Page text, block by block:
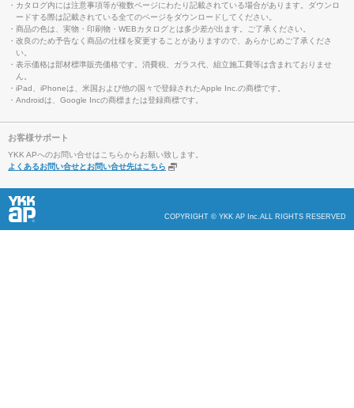
・カタログ内には注意事項等が複数ページにわたり記載されている場合があります。ダウンロ
ードする際は記載されている全てのページをダウンロードしてください。
・商品の色は、実物・印刷物・WEBカタログとは多少差が出ます。ご了承ください。
・改良のため予告なく商品の仕様を変更することがありますので、あらかじめご了承くださ
い。
・表示価格は部材標準販売価格です。消費税、ガラス代、組立施工費等は含まれておりませ
ん。
・iPad、iPhoneは、米国および他の国々で登録されたApple Inc.の商標です。
・Androidは、Google Incの商標または登録商標です。
お客様サポート
YKK APへのお問い合せはこちらからお願い致します。
よくあるお問い合せとお問い合せ先はこちら
COPYRIGHT © YKK AP Inc.ALL RIGHTS RESERVED